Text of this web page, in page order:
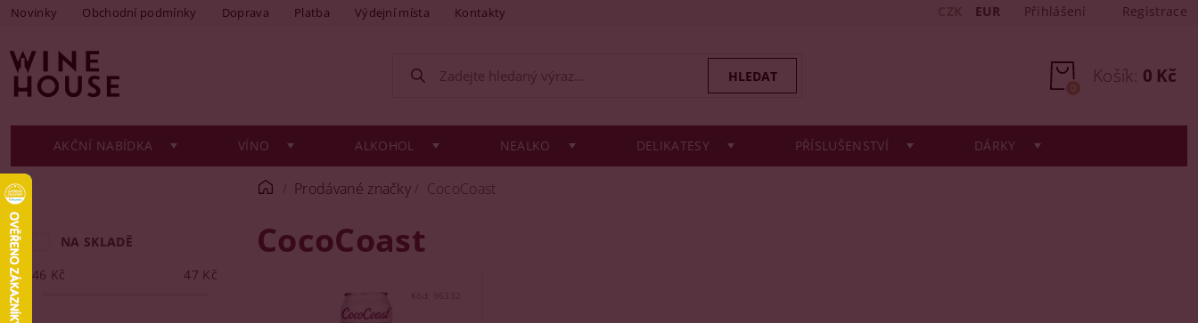
Novinky Obchodní podmínky Doprava Platba Výdejní místa Kontakty EUR Přihlášení Registrace
Košík: 0 Kč
0
AKČNÍ NABÍDKA VÍNO ALKOHOL NEALKO DELIKATESY PŘÍSLUŠENSTVÍ DÁRKY
NA SKLADĚ
46 Kč 47 Kč
Prodávané značky CocoCoast
CocoCoast
Kód: 96332